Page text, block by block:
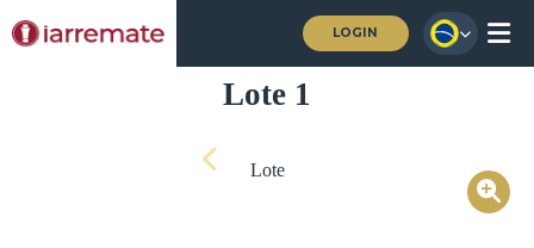
LOGIN
Lote 1
Lote